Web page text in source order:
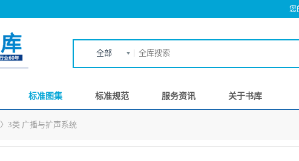
您
全部
标准图集 标准规范 服务资讯 关于书库
〉 3类 广播与扩声系统